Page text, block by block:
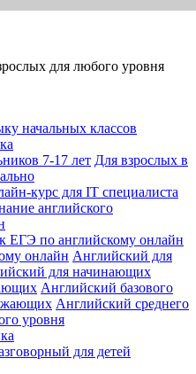
для любого уровня
начальных классов
7-17 лет Для взрослых в
курс для IT специалиста
английского
ЕГЭ по английскому онлайн
онлайн Английский для
для начинающих
Английский базового
Английский среднего
уровня
для детей